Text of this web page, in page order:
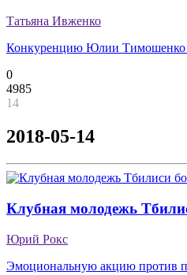
Татьяна Ивженко
Конкуренцию Юлии Тимошенко
0
4985
14
2018-05-14
Клубная молодежь
Юрий Рокс
Эмоциональную акцию против